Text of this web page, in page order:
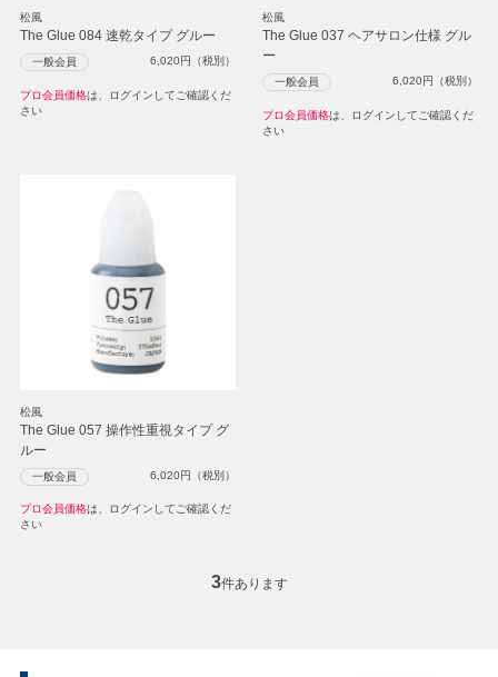
松風
The Glue 084 速乾タイプ グルー
一般会員 6,020円（税別）
プロ会員価格は、ログインしてご確認くだ
さい
松風
The Glue 037 ヘアサロン仕様 グル
ー
一般会員 6,020円（税別）
プロ会員価格は、ログインしてご確認くだ
さい
松風
The Glue 057 操作性重視タイプ グ
ルー
一般会員 6,020円（税別）
プロ会員価格は、ログインしてご確認くだ
さい
3件あります